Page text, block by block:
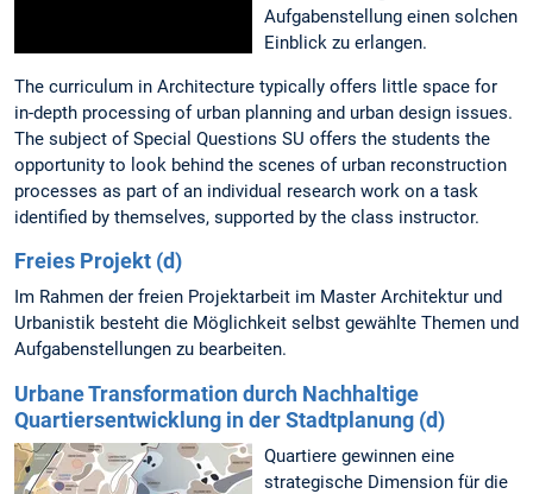
Aufgabenstellung einen solchen
Einblick zu erlangen.
The curriculum in Architecture typically offers little space for
in-depth processing of urban planning and urban design issues.
The subject of Special Questions SU offers the students the
opportunity to look behind the scenes of urban reconstruction
processes as part of an individual research work on a task
identified by themselves, supported by the class instructor.
Freies Projekt (d)
Im Rahmen der freien Projektarbeit im Master Architektur und
Urbanistik besteht die Möglichkeit selbst gewählte Themen und
Aufgabenstellungen zu bearbeiten.
Urbane Transformation durch Nachhaltige
Quartiersentwicklung in der Stadtplanung (d)
Quartiere gewinnen eine
strategische Dimension für die